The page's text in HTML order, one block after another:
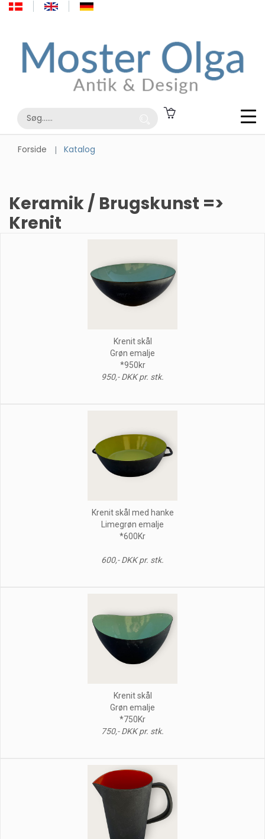
Forside Katalog
Keramik / Brugskunst =>
Krenit
Krenit skål
Grøn emalje
*950kr
950,- DKK pr. stk.
Krenit skål med hanke
Limegrøn emalje
*600Kr
600,- DKK pr. stk.
Krenit skål
Grøn emalje
*750Kr
750,- DKK pr. stk.